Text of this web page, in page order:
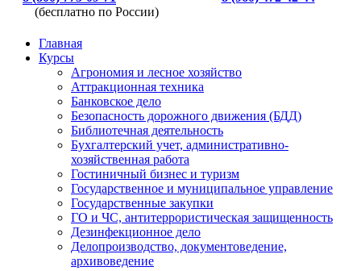
(бесплатно по России)
Главная
Курсы
Агрономия и лесное хозяйство
Аттракционная техника
Банковское дело
Безопасность дорожного движения (БДД)
Библиотечная деятельность
Бухгалтерский учет, административно-
хозяйственная работа
Гостиничный бизнес и туризм
Государственное и муниципальное управление
Государственные закупки
ГО и ЧС, антитеррористическая защищенность
Дезинфекционное дело
Делопроизводство, документоведение,
архивоведение